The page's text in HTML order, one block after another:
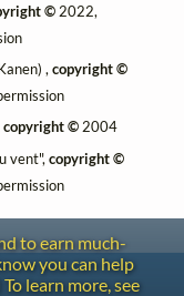
©2022,
,copyright ©
copyright ©2004
vent",copyright ©
to earn much-
you can help
learn more, see